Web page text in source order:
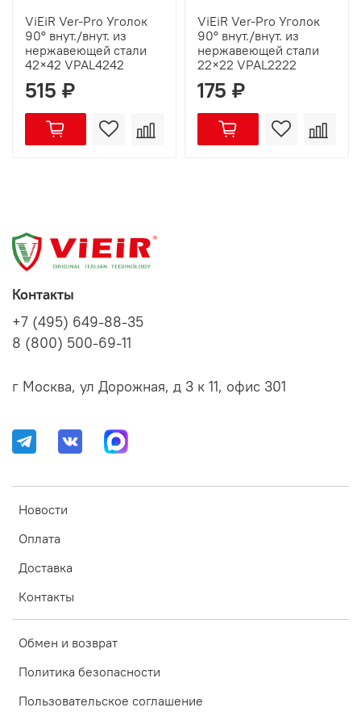
ViEiR Ver-Pro Уголок
90° внут./внут. из
нержавеющей стали
42×42 VPAL4242
515 ₽
ViEiR Ver-Pro Уголок
90° внут./внут. из
нержавеющей стали
22×22 VPAL2222
175 ₽
Новости
Оплата
Доставка
Контакты
Обмен и возврат
Политика безопасности
Пользовательское соглашение
Контакты
+7 (495) 649-88-35
8 (800) 500-69-11
г Москва, ул Дорожная, д 3 к 11, офис 301